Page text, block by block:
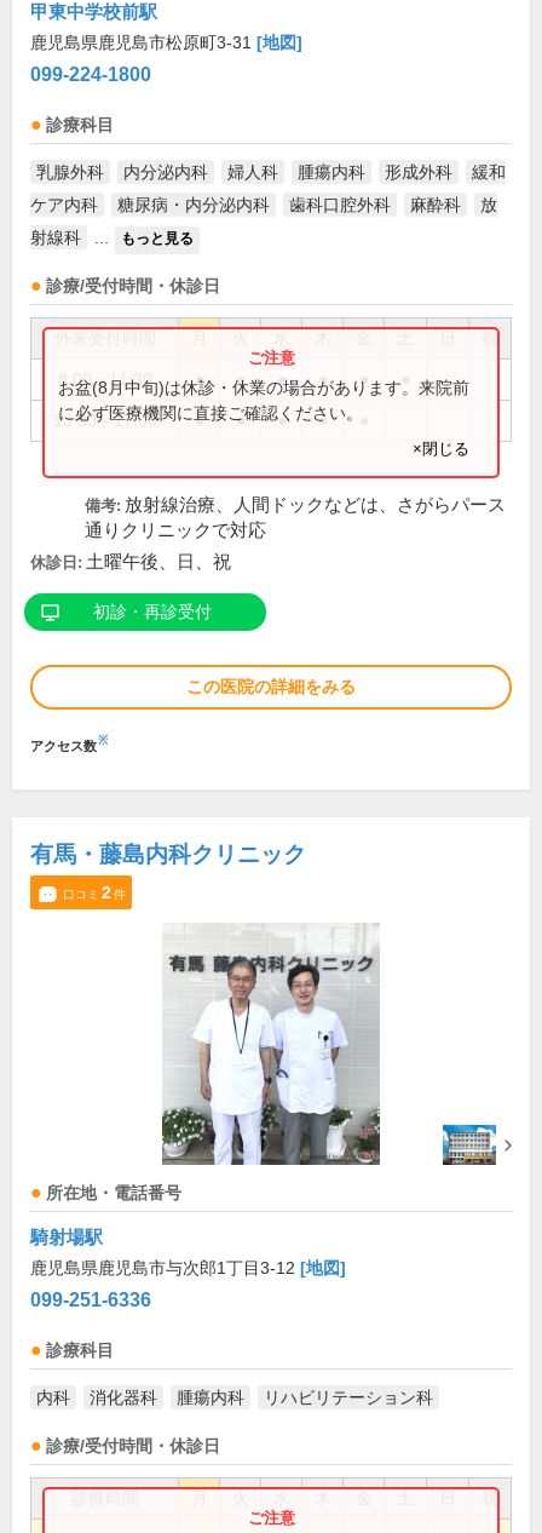
甲東中学校前駅
鹿児島県鹿児島市松原町3-31 [地図]
099-224-1800
診療科目
乳腺外科 内分泌内科 婦人科 腫瘍内科 形成外科
緩和
ケア内科
糖尿病・内分泌内科 歯科口腔外科 麻酔科
放
射線科
もっと見る
診療/受付時間・休診日
祝
8:00～11:30 ● ● ● ● ●
13:30～17:00 ● ● ● ●
お盆(8月中旬)は休診・休業の場合があります。来院前
に必ず医療機関に直接ご確認ください。
×閉じる
備考: 放射線治療、人間ドックなどは、さがらパース
通りクリニックで対応
休診日: 土曜午後、日、祝
初診・再診受付
この医院の詳細をみる
アクセス数※
有馬・藤島内科クリニック
口コミ 2件
所在地・電話番号
騎射場駅
鹿児島県鹿児島市与次郎1丁目3-12 [地図]
099-251-6336
診療科目
内科 消化器科 腫瘍内科 リハビリテーション科
診療/受付時間・休診日
祝